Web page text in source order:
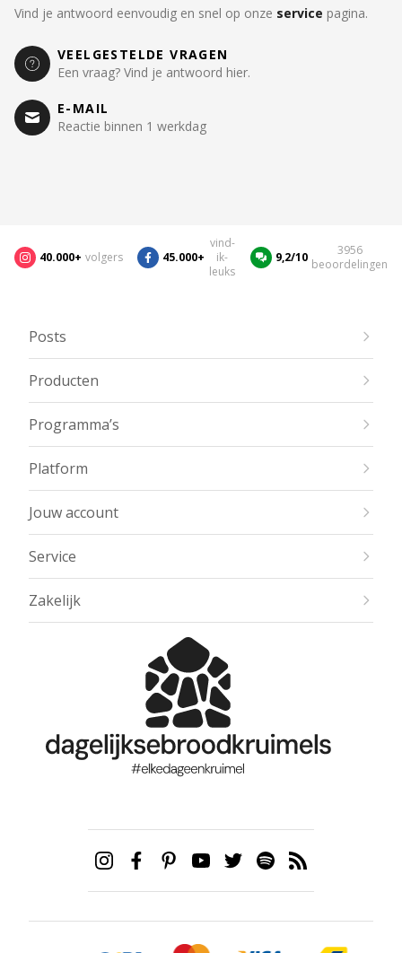
Vind je antwoord eenvoudig en snel op onze service pagina.
VEELGESTELDE VRAGEN
Een vraag? Vind je antwoord hier.
E-MAIL
Reactie binnen 1 werkdag
40.000+ volgers 45.000+
vind-
ik-
leuks
9,2/10
3956
beoordelingen
Posts
Producten
Programma’s
Platform
Jouw account
Service
Zakelijk